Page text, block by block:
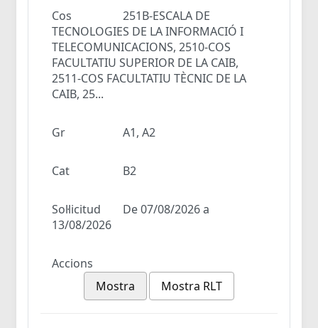
Cos
251B-ESCALA DE
TECNOLOGIES DE LA INFORMACIÓ I
TELECOMUNICACIONS, 2510-COS
FACULTATIU SUPERIOR DE LA CAIB,
2511-COS FACULTATIU TÈCNIC DE LA
CAIB, 25...
Gr A1, A2
Cat B2
Sol·licitud
De 07/08/2026 a
13/08/2026
Accions
Mostra
Mostra RLT